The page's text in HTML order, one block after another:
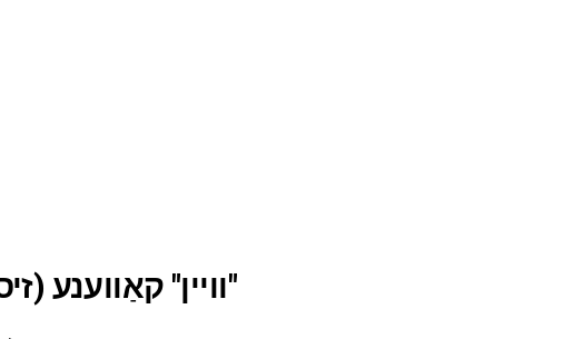
"וויין" קאַווענע